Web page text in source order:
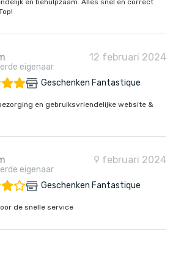
en behulpzaam. Alles snel en correct
eigenaar
12 februari 2024
Geschenken Fantastique
en gebruiksvriendelijke website &
eigenaar
9 februari 2024
Geschenken Fantastique
de snelle service